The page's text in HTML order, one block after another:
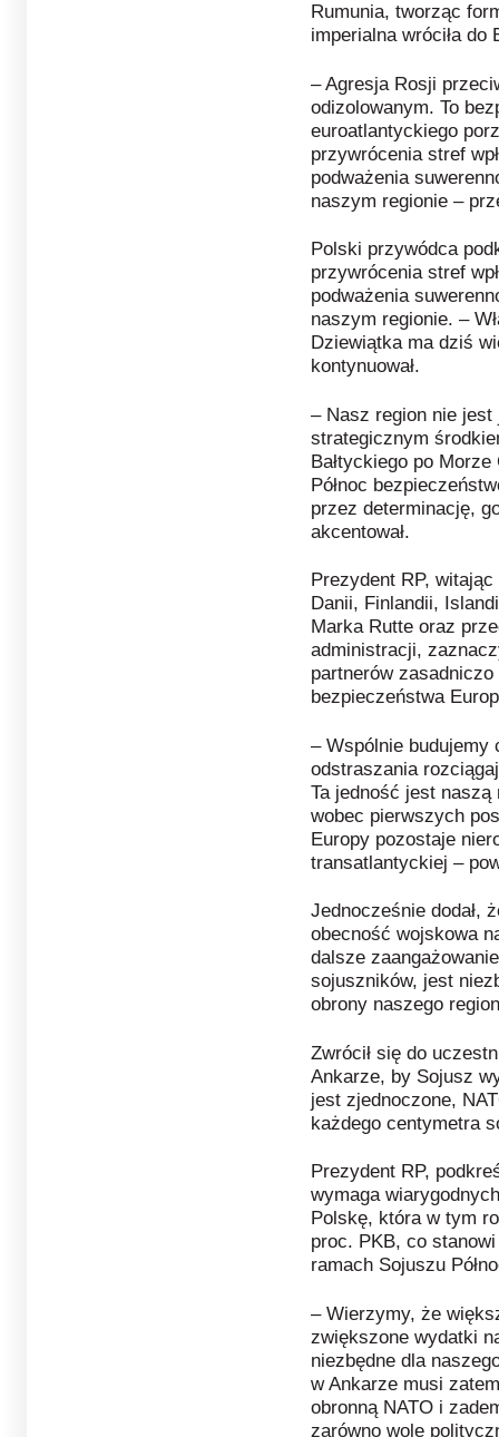
Rumunia, tworząc
imperialna wróciła do
– Agresja Rosji
odizolowanym. To
euroatlantyckiego
przywrócenia stref
podważenia
naszym regionie –
Polski przywódca
przywrócenia stref
podważenia
naszym regionie. –
Dziewiątka ma dziś
kontynuował.
– Nasz region nie
strategicznym
Bałtyckiego po
Północ
przez determinację,
akcentował.
Prezydent RP,
Danii, Finlandii,
Marka Rutte oraz
administracji,
partnerów
bezpieczeństwa
– Wspólnie budujemy
odstraszania
Ta jedność jest naszą
wobec pierwszych
Europy pozostaje
transatlantyckiej –
Jednocześnie dodał,
obecność wojskowa
dalsze
sojuszników, jest
obrony naszego
Zwrócił się do
Ankarze, by Sojusz
jest zjednoczone,
każdego centymetra
Prezydent RP,
wymaga
Polskę, która w tym
proc. PKB, co
ramach Sojuszu
– Wierzymy, że
zwiększone wydatki
niezbędne dla
w Ankarze musi
obronną NATO i
zarówno wolę